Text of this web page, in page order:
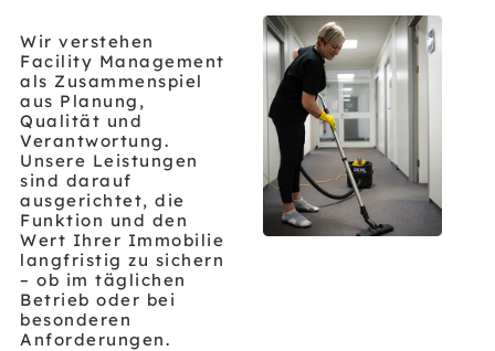
Wir verstehen
Facility Management
als Zusammenspiel
aus Planung,
Qualität und
Verantwortung.
Unsere Leistungen
sind darauf
ausgerichtet, die
Funktion und den
Wert Ihrer Immobilie
langfristig zu sichern
– ob im täglichen
Betrieb oder bei
besonderen
Anforderungen.